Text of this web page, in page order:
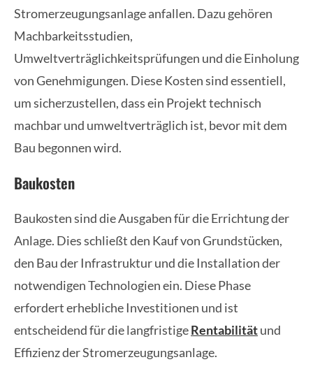
Stromerzeugungsanlage anfallen. Dazu gehören
Machbarkeitsstudien,
Umweltverträglichkeitsprüfungen und die Einholung
von Genehmigungen. Diese Kosten sind essentiell,
um sicherzustellen, dass ein Projekt technisch
machbar und umweltverträglich ist, bevor mit dem
Bau begonnen wird.
Baukosten
Baukosten sind die Ausgaben für die Errichtung der
Anlage. Dies schließt den Kauf von Grundstücken,
den Bau der Infrastruktur und die Installation der
notwendigen Technologien ein. Diese Phase
erfordert erhebliche Investitionen und ist
entscheidend für die langfristigeRentabilitätund
Effizienz der Stromerzeugungsanlage.